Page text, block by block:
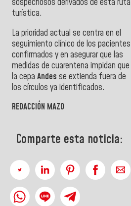
sospechosos derivados de esta ruta
turística.
La prioridad actual se centra en el
seguimiento clínico de los pacientes
confirmados y en asegurar que las
medidas de cuarentena impidan que
la cepa Andes se extienda fuera de
los círculos ya identificados.
REDACCIÓN MAZO
Comparte esta noticia: